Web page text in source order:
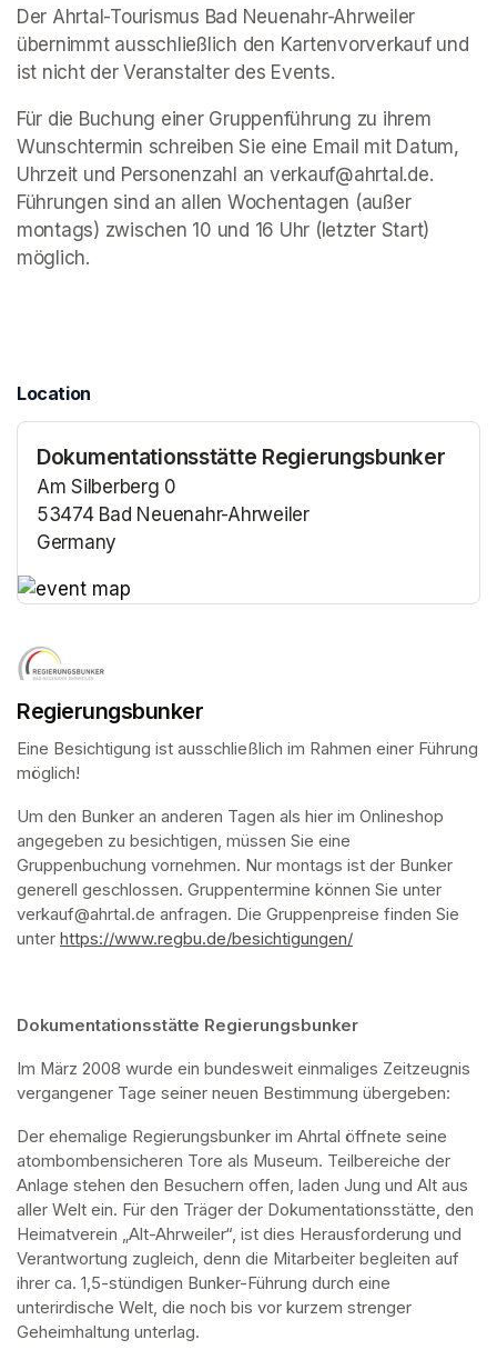
Der Ahrtal-Tourismus Bad Neuenahr-Ahrweiler
übernimmt ausschließlich den Kartenvorverkauf und
ist nicht der Veranstalter des Events.
Für die Buchung einer Gruppenführung zu ihrem
Wunschtermin schreiben Sie eine Email mit Datum,
Uhrzeit und Personenzahl an verkauf@ahrtal.de.
Führungen sind an allen Wochentagen (außer
montags) zwischen 10 und 16 Uhr (letzter Start)
möglich.
Location
Dokumentationsstätte Regierungsbunker
Am Silberberg 0
53474 Bad Neuenahr-Ahrweiler
Germany
Regierungsbunker
Eine Besichtigung ist ausschließlich im Rahmen einer Führung
möglich!
Um den Bunker an anderen Tagen als hier im Onlineshop
angegeben zu besichtigen, müssen Sie eine
Gruppenbuchung vornehmen. Nur montags ist der Bunker
generell geschlossen. Gruppentermine können Sie unter
verkauf@ahrtal.de anfragen. Die Gruppenpreise finden Sie
unter https://www.regbu.de/besichtigungen/
Dokumentationsstätte Regierungsbunker
Im März 2008 wurde ein bundesweit einmaliges Zeitzeugnis
vergangener Tage seiner neuen Bestimmung übergeben:
Der ehemalige Regierungsbunker im Ahrtal öffnete seine
atombombensicheren Tore als Museum. Teilbereiche der
Anlage stehen den Besuchern offen, laden Jung und Alt aus
aller Welt ein. Für den Träger der Dokumentationsstätte, den
Heimatverein „Alt-Ahrweiler“, ist dies Herausforderung und
Verantwortung zugleich, denn die Mitarbeiter begleiten auf
ihrer ca. 1,5-stündigen Bunker-Führung durch eine
unterirdische Welt, die noch bis vor kurzem strenger
Geheimhaltung unterlag.